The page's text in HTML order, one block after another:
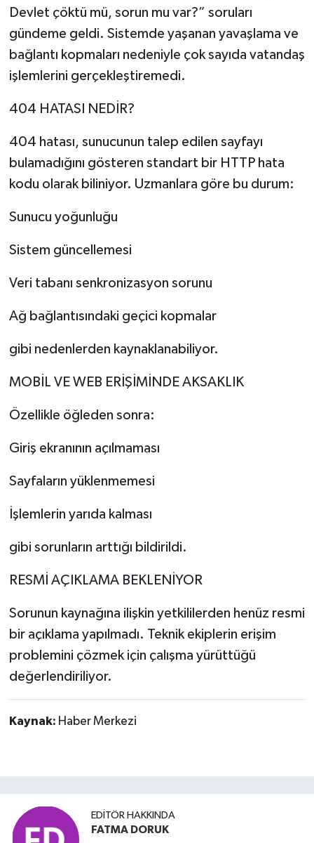
Devlet çöktü mü, sorun mu var?” soruları
gündeme geldi. Sistemde yaşanan yavaşlama ve
bağlantı kopmaları nedeniyle çok sayıda vatandaş
işlemlerini gerçekleştiremedi.
404 HATASI NEDİR?
404 hatası, sunucunun talep edilen sayfayı
bulamadığını gösteren standart bir HTTP hata
kodu olarak biliniyor. Uzmanlara göre bu durum:
Sunucu yoğunluğu
Sistem güncellemesi
Veri tabanı senkronizasyon sorunu
Ağ bağlantısındaki geçici kopmalar
gibi nedenlerden kaynaklanabiliyor.
MOBİL VE WEB ERİŞİMİNDE AKSAKLIK
Özellikle öğleden sonra:
Giriş ekranının açılmaması
Sayfaların yüklenmemesi
İşlemlerin yarıda kalması
gibi sorunların arttığı bildirildi.
RESMİ AÇIKLAMA BEKLENİYOR
Sorunun kaynağına ilişkin yetkililerden henüz resmi
bir açıklama yapılmadı. Teknik ekiplerin erişim
problemini çözmek için çalışma yürüttüğü
değerlendiriliyor.
Kaynak: Haber Merkezi
EDITÖR HAKKINDA
FATMA DORUK